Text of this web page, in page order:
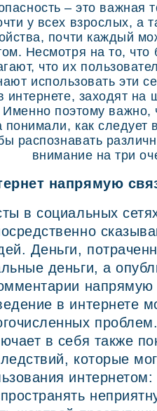
– это важная
у всех взрослых, а
почти каждый
Несмотря на то,
что их
использовать эти
интернете, заходят
поэтому важно,
понимали, как следует
распознавать
внимание на три
напрямую
в социальных
Деньги,
деньги, а
в интернете
в себя также
которые